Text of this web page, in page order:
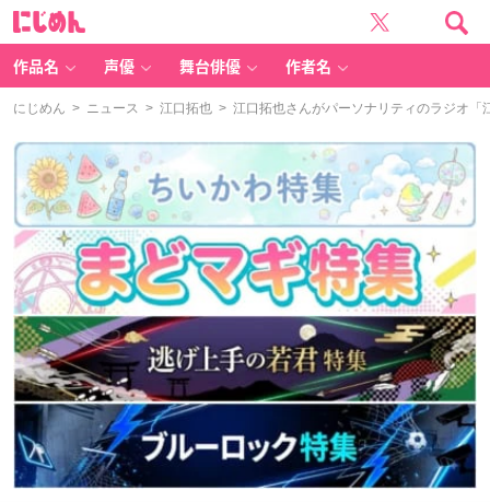
作品名 声優 舞台俳優 作者名
にじめん > ニュース > 江口拓也 > 江口拓也さんがパーソナリティのラジオ「